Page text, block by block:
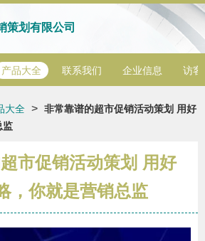
策划有限公司
产品大全 联系我们 企业信息 访客
大全 > 非常靠谱的超市促销活动策划 用好
监
市促销活动策划 用好
，你就是营销总监